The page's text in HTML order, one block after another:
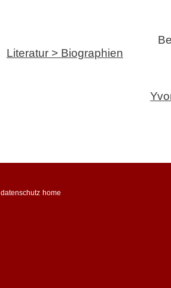
Literatur > Biographien
datenschutz home